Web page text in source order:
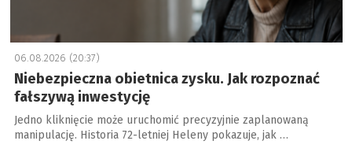
06.08.2026 (20:37)
Niebezpieczna obietnica zysku. Jak rozpoznać
fałszywą inwestycję
Jedno kliknięcie może uruchomić precyzyjnie zaplanowaną
manipulację. Historia 72-letniej Heleny pokazuje, jak …